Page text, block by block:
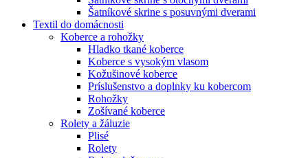
Šatníkové skrine s posuvnými dverami
Textil do domácnosti
Koberce a rohožky
Hladko tkané koberce
Koberce s vysokým vlasom
Kožušinové koberce
Príslušenstvo a doplnky ku kobercom
Rohožky
Zošívané koberce
Rolety a žáluzie
Plisé
Rolety